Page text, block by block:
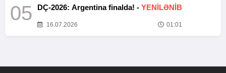
05 DÇ-2026: Argentina finalda! - YENİLƏNİB
16.07.2026 01:01